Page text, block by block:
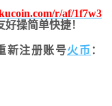
r/af/1f7w3
操简单快捷！
新注册账号火币 ：